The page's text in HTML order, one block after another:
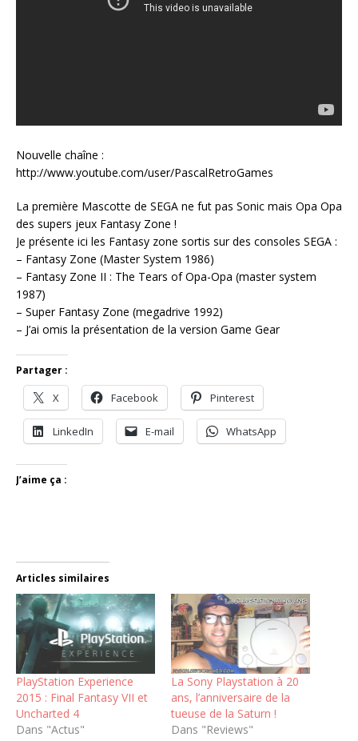
Nouvelle chaîne :
http://www.youtube.com/user/PascalRetroGames
La première Mascotte de SEGA ne fut pas Sonic mais Opa Opa
des supers jeux Fantasy Zone !
Je présente ici les Fantasy zone sortis sur des consoles SEGA :
– Fantasy Zone (Master System 1986)
– Fantasy Zone II : The Tears of Opa-Opa (master system
1987)
– Super Fantasy Zone (megadrive 1992)
– J’ai omis la présentation de la version Game Gear
Partager :
X Facebook Pinterest
LinkedIn E-mail WhatsApp
J’aime ça :
Articles similaires
PlayStation Experience
2015 : Final Fantasy VII et
Uncharted 4
Dans "Actus"
La Sony Playstation à 20
ans, l’anniversaire de la
tueuse de la Saturn !
Dans "Reviews"